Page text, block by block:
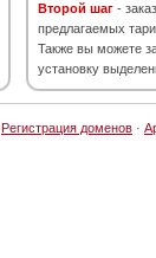
Второй шаг -
предлагаемых
Также вы можете
установку
Регистрация доменов ·